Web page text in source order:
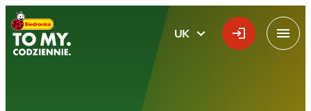
Головний логотип
UK
УКРАЇНСЬКА
Літні стажування